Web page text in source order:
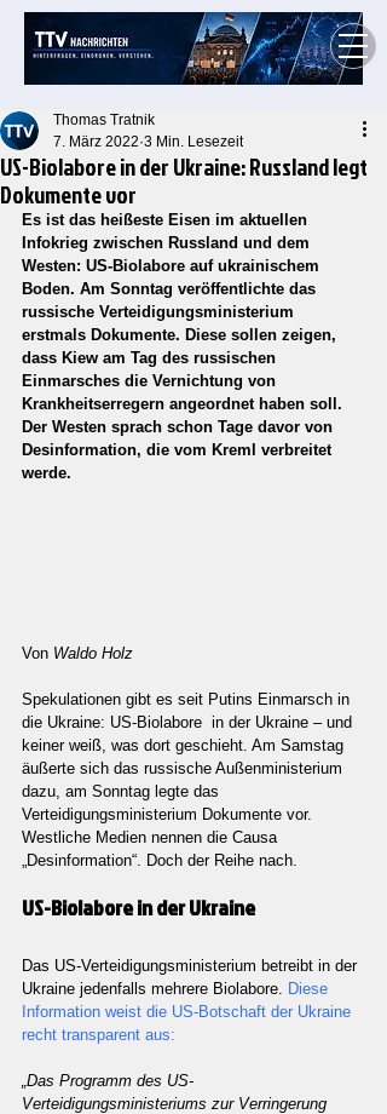
US-Biolabore in der Ukraine: Russland legt
Dokumente vor
Thomas Tratnik
7. März 2022 3 Min. Lesezeit
Es ist das heißeste Eisen im aktuellen
Infokrieg zwischen Russland und dem
Westen: US-Biolabore auf ukrainischem
Boden. Am Sonntag veröffentlichte das
russische Verteidigungsministerium
erstmals Dokumente. Diese sollen zeigen,
dass Kiew am Tag des russischen
Einmarsches die Vernichtung von
Krankheitserregern angeordnet haben soll.
Der Westen sprach schon Tage davor von
Desinformation, die vom Kreml verbreitet
werde.
Von Waldo Holz
Spekulationen gibt es seit Putins Einmarsch in
die Ukraine: US-Biolabore  in der Ukraine – und
keiner weiß, was dort geschieht. Am Samstag
äußerte sich das russische Außenministerium
dazu, am Sonntag legte das
Verteidigungsministerium Dokumente vor.
Westliche Medien nennen die Causa
„Desinformation“. Doch der Reihe nach.
US-Biolabore in der Ukraine
Das US-Verteidigungsministerium betreibt in der
Ukraine jedenfalls mehrere Biolabore. Diese
Information weist die US-Botschaft der Ukraine
recht transparent aus:
„Das Programm des US-
Verteidigungsministeriums zur Verringerung